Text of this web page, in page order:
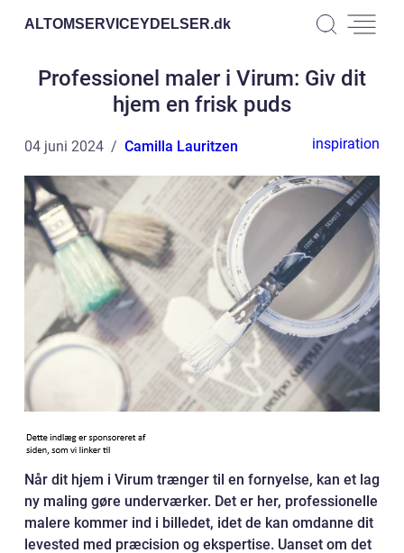
ALTOMSERVICEYDELSER.dk
Professionel maler i Virum: Giv dit
hjem en frisk puds
04 juni 2024 Camilla Lauritzen inspiration
Når dit hjem i Virum trænger til en fornyelse, kan et lag
ny maling gøre underværker. Det er her, professionelle
malere kommer ind i billedet, idet de kan omdanne dit
levested med præcision og ekspertise. Uanset om det